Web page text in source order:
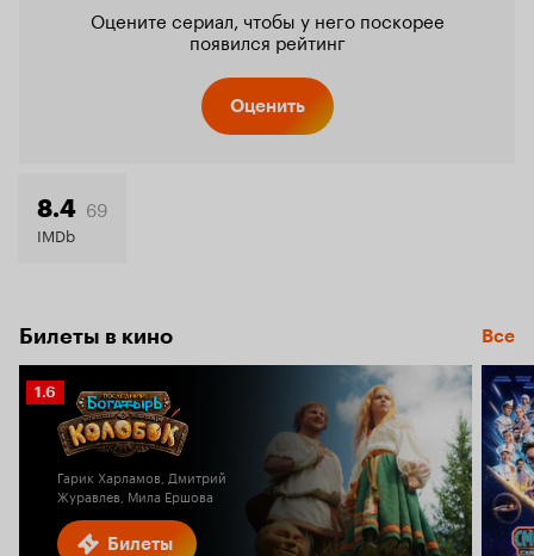
Оцените сериал, чтобы у него поскорее
появился рейтинг
Оценить
8.4 69
IMDb
Билеты в кино Все
Билеты
Рейтинг
Кинопоиска
1.6
Гарик Харламов, Дмитрий
Журавлев, Мила Ершова